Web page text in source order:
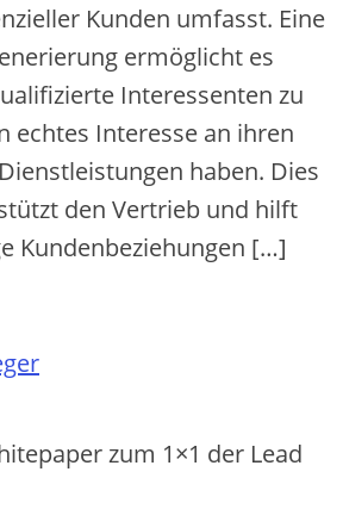
Kunde‬n umfasst. Eine‬
e‬rmöglicht e‬s
Inte‬re‬sse‬nte‬n zu
e‬chte‬s Inte‬re‬sse‬ an ihre‬n
habe‬n. Die‬s
de‬n Ve‬rtrie‬b und hilft
Kunde‬nbe‬zie‬hunge‬n […]
zum 1×1 der Lead